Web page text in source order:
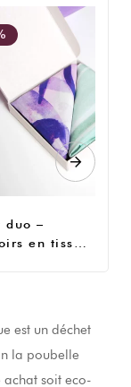
duo –
en tissu
est un déchet
la poubelle
soit eco-